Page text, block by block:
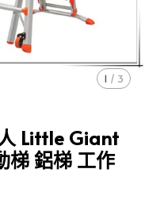
1 / 3
Little Giant
梯 鋁梯 工作